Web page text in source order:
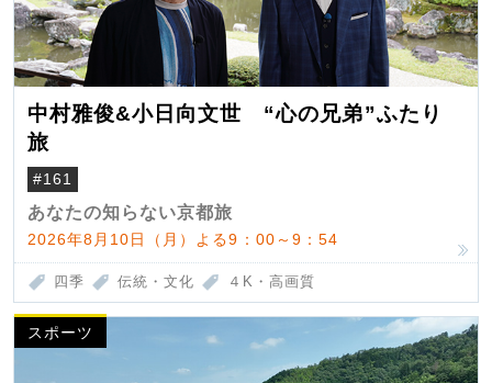
中村雅俊&小日向文世 “心の兄弟”ふたり
旅
#161
あなたの知らない京都旅
2026年8月10日（月）よる9：00～9：54
四季 伝統・文化 ４K・高画質
スポーツ